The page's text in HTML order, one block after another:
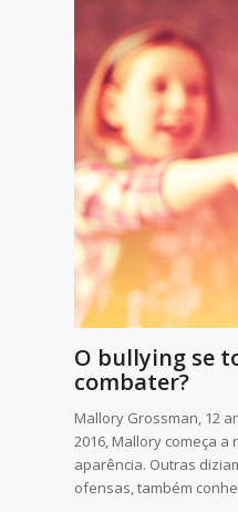
O bullying se
combater?
Mallory Grossman, 12
2016, Mallory começa
aparência. Outras
ofensas, também